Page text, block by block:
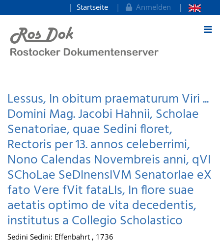
zum Inhalt
Startseite Anmelden
Lessus, In obitum praematurum Viri ...
Domini Mag. Jacobi Hahnii, Scholae
Senatoriae, quae Sedini floret,
Rectoris per 13. annos celeberrimi,
Nono Calendas Novembreis anni, qVI
SChoLae SeDInensIVM SenatorIae eX
fato Vere fVit fataLIs, In flore suae
aetatis optimo de vita decedentis,
institutus a Collegio Scholastico
Sedini Sedini: Effenbahrt , 1736